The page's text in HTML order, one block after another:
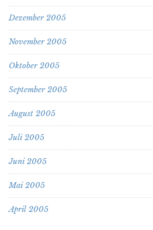
Dezember 2005
November 2005
Oktober 2005
September 2005
August 2005
Juli 2005
Juni 2005
Mai 2005
April 2005